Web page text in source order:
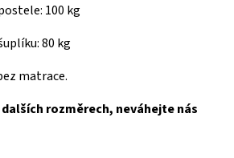
100 kg
80 kg
matrace.
rozměrech, neváhejte nás